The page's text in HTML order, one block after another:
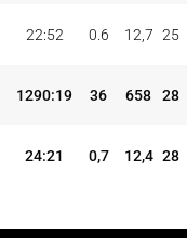
22:52 0.6 12,7 25
1290:19 36 658 28
24:21 0,7 12,4 28